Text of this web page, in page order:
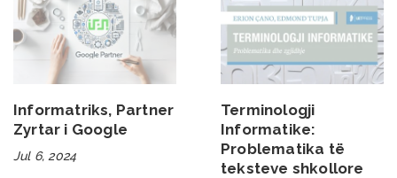
Informatriks, Partner
Zyrtar i Google
Jul 6, 2024
Terminologji
Informatike:
Problematika të
teksteve shkollore